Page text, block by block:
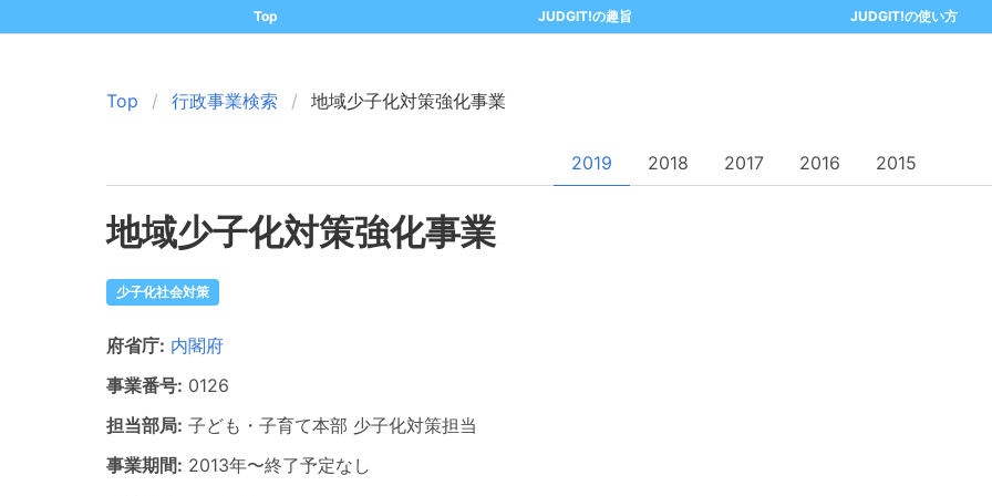
Top JUDGIT!の趣旨 JUDGIT!の使い方
Top 行政事業検索 地域少子化対策強化事業
2019 2018 2017 2016 2015
地域少子化対策強化事業
少子化社会対策
府省庁: 内閣府
事業番号: 0126
担当部局: 子ども・子育て本部 少子化対策担当
事業期間: 2013年〜終了予定なし